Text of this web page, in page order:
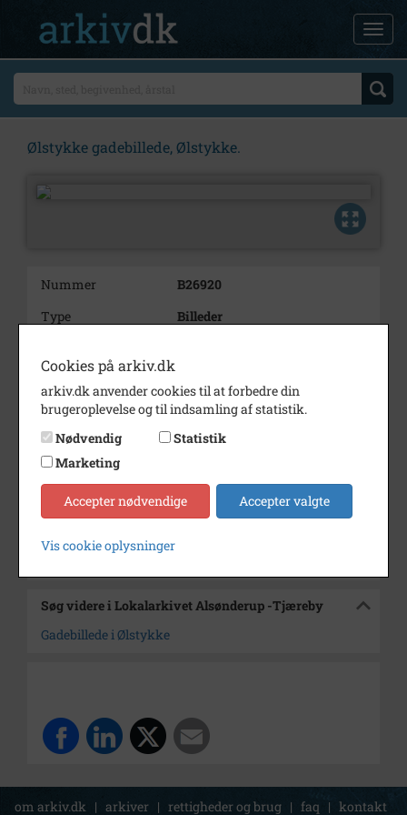
Ølstykke gadebillede, Ølstykke.
Nummer
B26920
Type
Billeder
Årstal
1990
Dateringsnote
20/4 1990
Fotograf
Arkiv
Lokalarkivet Alsønderup -
Tjæreby
Kontakt arkivet
Søg videre i Lokalarkivet Alsønderup -Tjæreby
Gadebillede i Ølstykke
om arkiv.dk | arkiver | rettigheder og brug | faq | kontakt
Cookies på arkiv.dk
arkiv.dk anvender cookies til at forbedre din
brugeroplevelse og til indsamling af statistik.
Nødvendig
Statistik
Marketing
Accepter nødvendige Accepter valgte
Vis cookie oplysninger